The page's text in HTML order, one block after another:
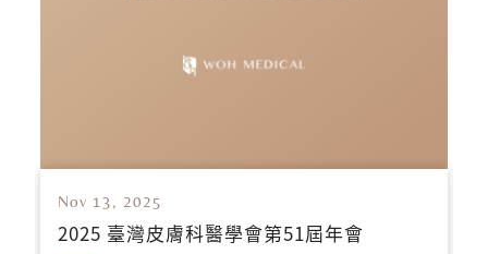
Nov 13, 2025
2025 臺灣皮膚科醫學會第51屆年會